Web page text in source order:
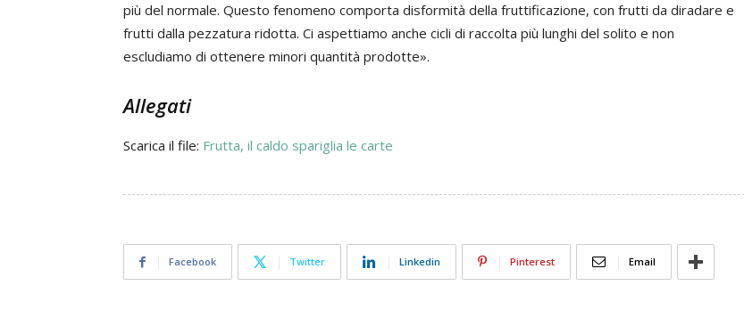
più del normale. Questo fenomeno comporta disformità della fruttificazione, con frutti da diradare e
frutti dalla pezzatura ridotta. Ci aspettiamo anche cicli di raccolta più lunghi del solito e non
escludiamo di ottenere minori quantità prodotte».
Allegati
Scarica il file: Frutta, il caldo spariglia le carte
Facebook Twitter Linkedin Pinterest Email